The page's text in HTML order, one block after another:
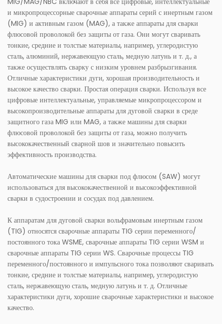
и микропроцессорные сварочные аппараты серий с инертным газом
(MIG) и активным газом (MAG), а также аппараты для сварки
флюсовой проволокой без защиты от газа. Они могут сваривать
тонкие, средние и толстые материалы, например, углеродистую
сталь, алюминий, нержавеющую сталь, медную латунь и т. д., а
также осуществлять сварку с низким уровнем разбрызгивания.
Отличные характеристики дуги, хорошая производительность и
высокое качество сварки. Простая операция сварки. Используя все
цифровые интеллектуальные, управляемые микропроцессором и
высокопроизводительные аппараты для дуговой сварки в среде
защитного газа MIG или MAG, а также машины для сварки
флюсовой проволокой без защиты от газа, можно получить
высококачественный сварной шов и значительно повысить
эффективность производства.
Автоматические машины для сварки под флюсом (SAW) могут
использоваться для высококачественной и высокоэффективной
сварки в судостроении и сосудах под давлением.
К аппаратам для дуговой сварки вольфрамовым инертным газом
(TIG) относятся сварочные аппараты TIG серии переменного/
постоянного тока WSME, сварочные аппараты TIG серии WSM и
сварочные аппараты TIG серии WS. Сварочные процессы TIG
переменного/постоянного и импульсного тока позволяют сваривать
тонкие, средние и толстые материалы, например, углеродистую
сталь, нержавеющую сталь, медную латунь и т. д. Отличные
характеристики дуги, хорошие сварочные характеристики и высокое
качество.